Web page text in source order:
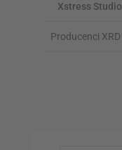
Xstress Studio
Producenci XRD